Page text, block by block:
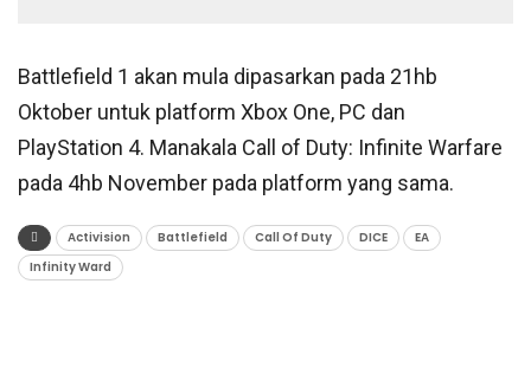
Battlefield 1 akan mula dipasarkan pada 21hb
Oktober untuk platform Xbox One, PC dan
PlayStation 4. Manakala Call of Duty: Infinite Warfare
pada 4hb November pada platform yang sama.
Activision Battlefield Call Of Duty DICE
EA
Infinity Ward